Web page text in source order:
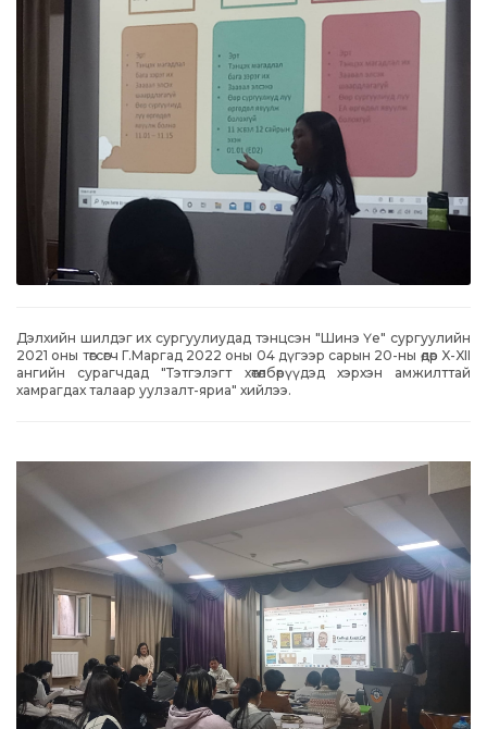
Дэлхийн шилдэг их сургуулиудад тэнцсэн "Шинэ Үе" сургуулийн
2021 оны төгсөгч Г.Маргад 2022 оны 04 дүгээр сарын 20-ны өдөр X-XII
ангийн сурагчдад "Тэтгэлэгт хөтөлбөрүүдэд хэрхэн амжилттай
хамрагдах талаар уулзалт-яриа" хийлээ.